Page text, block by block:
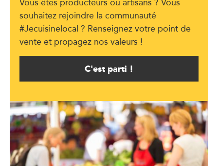
souhaitez rejoindre la communauté
#Jecuisinelocal ? Renseignez votre point de
vente et propagez nos valeurs !
C'est parti !